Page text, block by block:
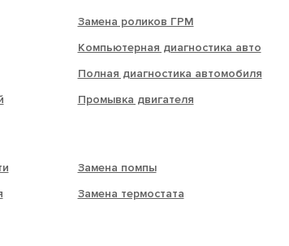
Замена роликов ГРМ
Компьютерная диагностика авто
Полная диагностика автомобиля
Промывка двигателя
Замена помпы
Замена термостата